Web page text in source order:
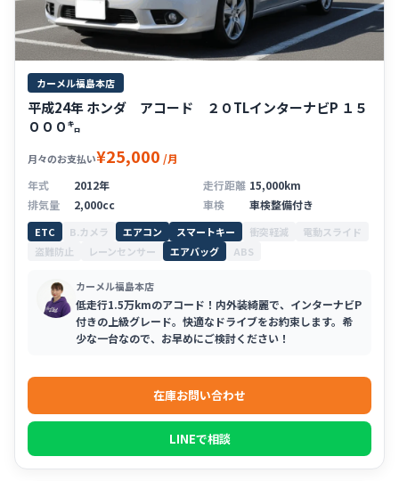
カーメル福島本店
平成24年 ホンダ アコード ２０TLインターナビP １５
０００㌔
月々のお支払い¥25,000 /月
年式
2012年 走行距離 15,000km
排気量
2,000cc 車検 車検整備付き
ETC B.カメラ エアコン スマートキー 衝突軽減
電動スライド
盗難防止
レーンセンサー エアバッグ ABS
カーメル福島本店
低走行1.5万kmのアコード！内外装綺麗で、インターナビP
付きの上級グレード。快適なドライブをお約束します。希
少な一台なので、お早めにご検討ください！
在庫お問い合わせ
LINEで相談